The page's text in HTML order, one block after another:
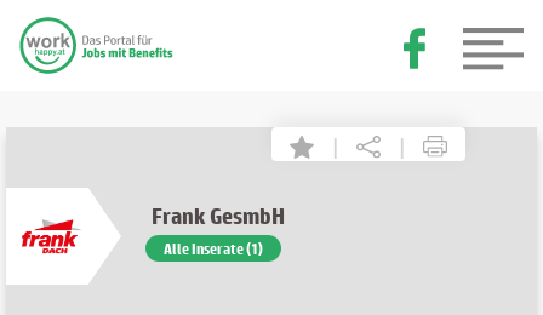
| |
Frank GesmbH
Alle Inserate (1)